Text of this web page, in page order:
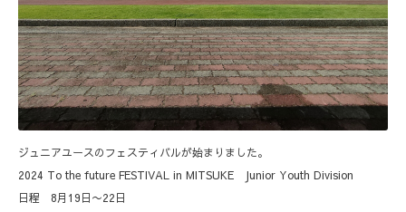
ジュニアユースのフェスティバルが始まりました。
2024 To the future FESTIVAL in MITSUKE Junior Youth Division
日程 8月19日〜22日